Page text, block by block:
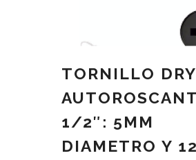
TORNILLO
1/2″: 5MM
DIAMETRO Y